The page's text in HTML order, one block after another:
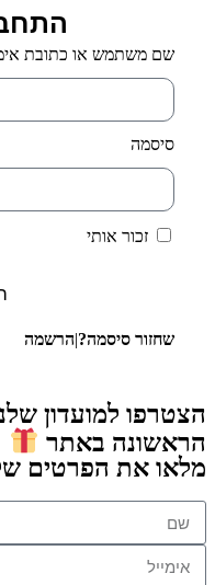
שם משתמש או כתובת
סיסמה
זכור אותי
שחזור סיסמה?|הרשמה
הצטרפו למועדון
הראשונה באתר
מלאו את הפרטים